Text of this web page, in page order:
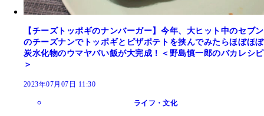
【チーズトッポギのナンバーガー】今年、大ヒット中のセブン
のチーズナンでトッポギとピザポテトを挟んでみたらほぼほぼ
炭水化物のウマヤバい飯が大完成！＜野島慎一郎のバカレシピ
＞
2023年07月07日 11:30
ライフ・文化